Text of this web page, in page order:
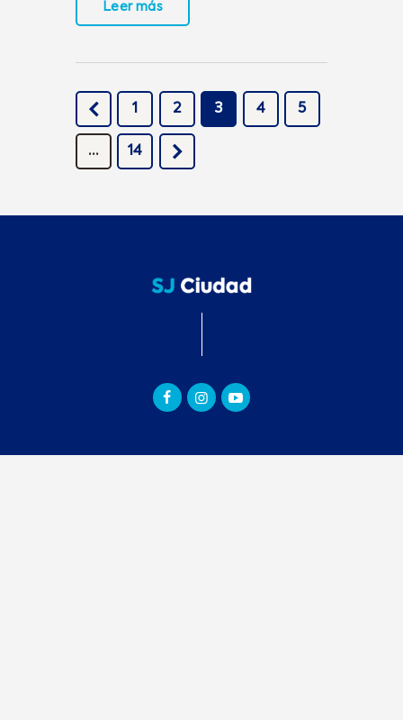
Leer más
1 2 3 4 5
… 14
>